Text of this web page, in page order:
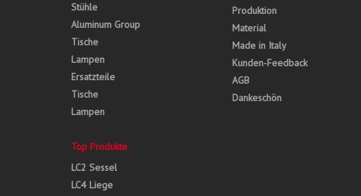
Stühle
Aluminum Group
Tische
Lampen
Ersatzteile
Tische
Lampen
Top Produkte
LC2 Sessel
LC4 Liege
Produktion
Material
Made in Italy
Kunden-Feedback
AGB
Dankeschön